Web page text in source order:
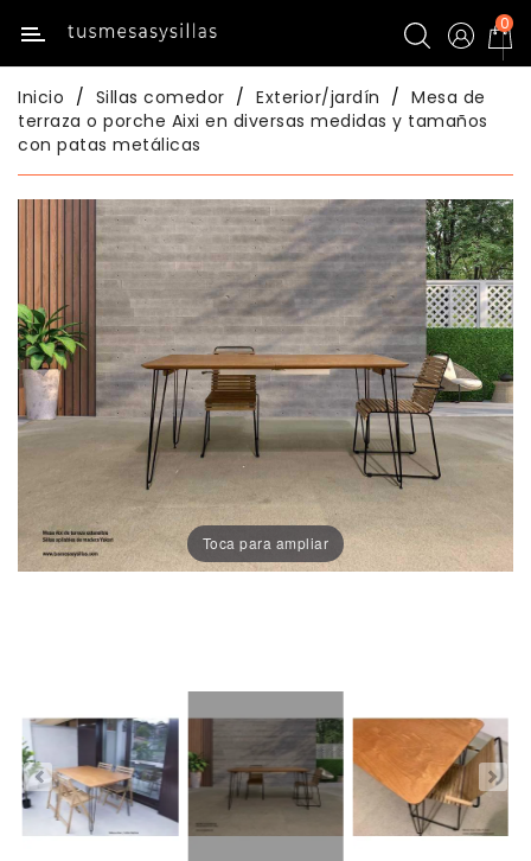
Categoría
Inicio
Mesas
De
Cocina
Sillas
De
Cocina
Mesas
Comedor
Comedor
Porcelánico
Taburetes
Altos
Exterior/jardín
0
Inicio Sillas comedor Exterior/jardín
Mesa de
terraza o porche Aixi en diversas medidas y tamaños
con patas metálicas
Toca para ampliar